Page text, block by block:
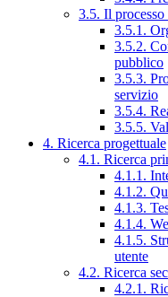
3.5. Il processo
3.5.1.
3.5.2.
pubblico
3.5.3.
servizio
3.5.4.
3.5.5.
4. Ricerca progettuale
4.1. Ricerca
4.1.1.
4.1.2.
4.1.3.
4.1.4.
4.1.5.
utente
4.2. Ricerca
4.2.1.